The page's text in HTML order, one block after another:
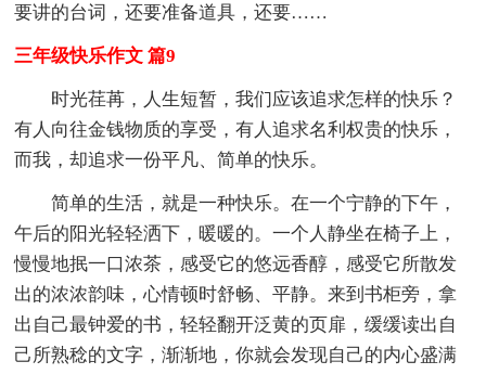
要讲的台词，还要准备道具，还要……
三年级快乐作文 篇9
时光荏苒，人生短暂，我们应该追求怎样的快乐？
有人向往金钱物质的享受，有人追求名利权贵的快乐，
而我，却追求一份平凡、简单的快乐。
简单的生活，就是一种快乐。在一个宁静的下午，
午后的阳光轻轻洒下，暖暖的。一个人静坐在椅子上，
慢慢地抿一口浓茶，感受它的悠远香醇，感受它所散发
出的浓浓韵味，心情顿时舒畅、平静。来到书柜旁，拿
出自己最钟爱的书，轻轻翻开泛黄的页扉，缓缓读出自
己所熟稔的文字，渐渐地，你就会发现自己的内心盛满